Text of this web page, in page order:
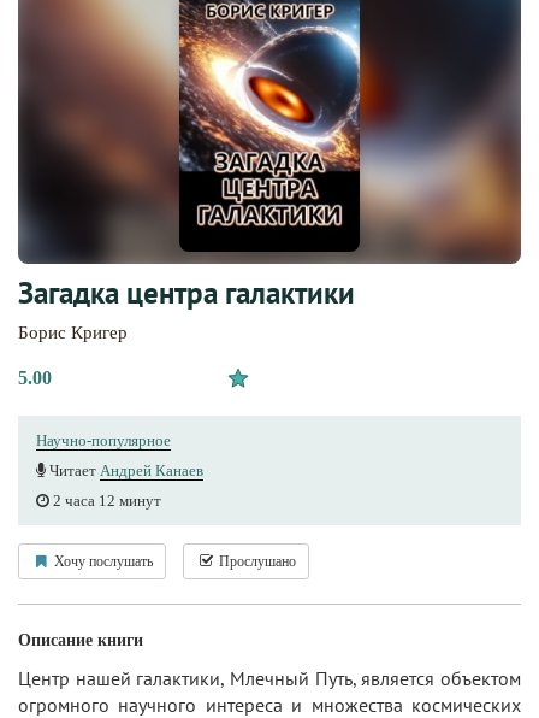
Загадка центра галактики
Борис Кригер
5.00
Научно-популярное
Читает Андрей Канаев
2 часа 12 минут
Хочу послушать Прослушано
Описание книги
Центр нашей галактики, Млечный Путь, является объектом
огромного научного интереса и множества космических